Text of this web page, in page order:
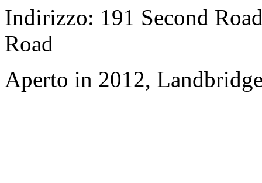
Indirizzo: 191 Second
Road
Aperto in 2012,